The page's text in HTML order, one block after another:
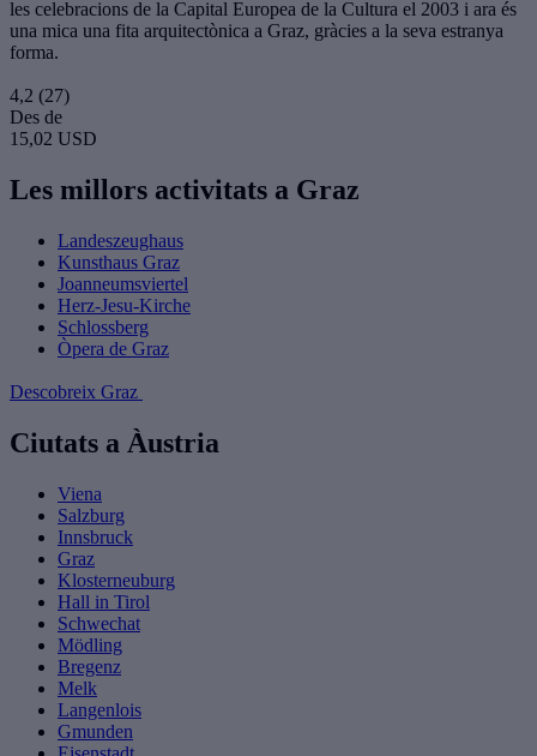
les celebracions de la Capital Europea de la Cultura el 2003 i ara és
una mica una fita arquitectònica a Graz, gràcies a la seva estranya
forma.
4,2 (27)
Des de
15,02 USD
Les millors activitats a Graz
Landeszeughaus
Kunsthaus Graz
Joanneumsviertel
Herz-Jesu-Kirche
Schlossberg
Òpera de Graz
Descobreix Graz
Ciutats a Àustria
Viena
Salzburg
Innsbruck
Graz
Klosterneuburg
Hall in Tirol
Schwechat
Mödling
Bregenz
Melk
Langenlois
Gmunden